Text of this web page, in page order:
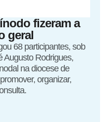
fizeram a
geral
68 participantes, sob
Augusto Rodrigues,
na diocese de
organizar,